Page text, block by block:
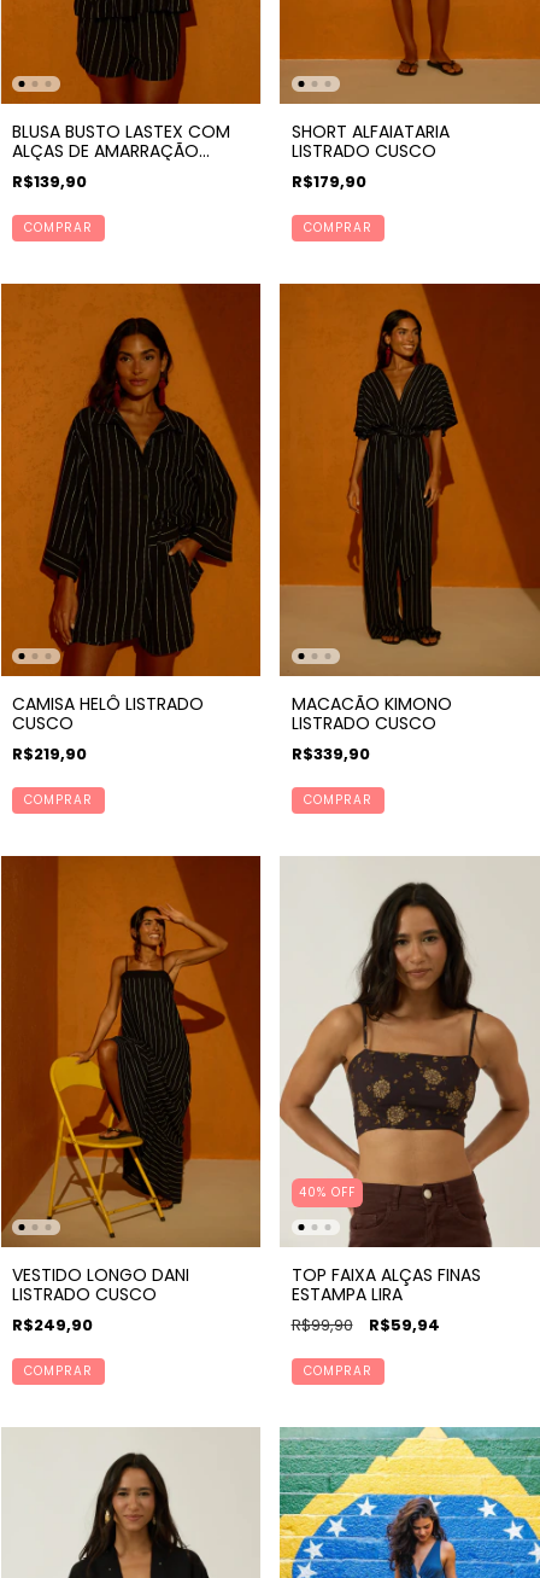
BLUSA BUSTO LASTEX COM
ALÇAS DE AMARRAÇÃO
LISTRADO CUSCO
R$139,90
COMPRAR
SHORT ALFAIATARIA
LISTRADO CUSCO
R$179,90
COMPRAR
CAMISA HELÔ LISTRADO
CUSCO
R$219,90
COMPRAR
MACACÃO KIMONO
LISTRADO CUSCO
R$339,90
COMPRAR
VESTIDO LONGO DANI
LISTRADO CUSCO
R$249,90
COMPRAR
40% OFF
TOP FAIXA ALÇAS FINAS
ESTAMPA LIRA
R$99,90 R$59,94
COMPRAR